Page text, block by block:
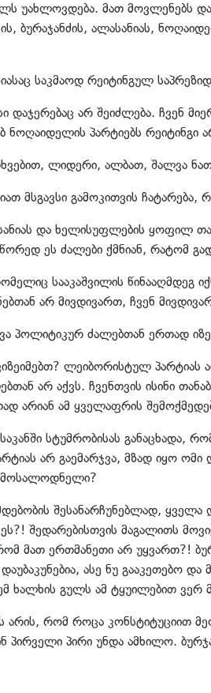
უახლოვდება. მათ მოვლენებს
ბურაჯანძის, ალასანიას,
საკმაოდ რეიტინგულ
დაჯერებაც არ შეიძლება. ჩვენ
ნოღაიდელის პარტიებს
ლიდერი, ალბათ, შალვა
მსგავსი გამოკითვის
და ხელისუფლების ყოფილ
ეს ძალები ქმნიან, რატომ
სააკაშვილის წინააღმდეგ
არ მივდივართ, ჩვენ
პოლიტიკურ ძალებთან ერთად
ლეიბორისტულ
არ აქვს. ჩვენთვის ისინი
არიან ამ ყველაფრის
სტუმრობისას განაცხადა,
არ გაემარჯვა, მზად იყო
მოსალოდნელი?
შესანარჩუნებლად,
შედარებისთვის მაგალითს
მათ ერთმანეთი არ უყვართ?!
ასე ნუ გააკეთებო და
ხალხის გულს ამ ტყუილებით ვერ
არის, რომ როცა კონსტიტუციით
პირველი პირი უნდა ამხილო.